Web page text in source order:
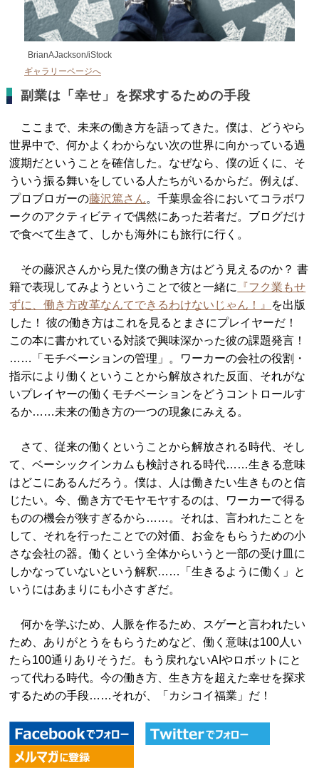
BrianAJackson/iStock
ギャラリーページへ
副業は「幸せ」を探求するための手段
ここまで、未来の働き方を語ってきた。僕は、どうやら
世界中で、何かよくわからない次の世界に向かっている過
渡期だということを確信した。なぜなら、僕の近くに、そ
ういう振る舞いをしている人たちがいるからだ。例えば、
プロブロガーの藤沢篤さん。千葉県金谷においてコラボワ
ークのアクティビティで偶然にあった若者だ。ブログだけ
で食べて生きて、しかも海外にも旅行に行く。
その藤沢さんから見た僕の働き方はどう見えるのか？ 書
籍で表現してみようということで彼と一緒に
『フク業もせ
ずに、働き方改革なんてできるわけないじゃん！』
を出版
した！ 彼の働き方はこれを見るとまさにプレイヤーだ！
この本に書かれている対談で興味深かった彼の課題発言！
……「モチベーションの管理」。ワーカーの会社の役割・
指示により働くということから解放された反面、それがな
いプレイヤーの働くモチベーションをどうコントロールす
るか……未来の働き方の一つの現象にみえる。
さて、従来の働くということから解放される時代、そし
て、ベーシックインカムも検討される時代……生きる意味
はどこにあるんだろう。僕は、人は働きたい生きものと信
じたい。今、働き方でモヤモヤするのは、ワーカーで得る
ものの機会が狭すぎるから……。それは、言われたことを
して、それを行ったことでの対価、お金をもらうための小
さな会社の器。働くという全体からいうと一部の受け皿に
しかなっていないという解釈……「生きるように働く」と
いうにはあまりにも小さすぎだ。
何かを学ぶため、人脈を作るため、スゲーと言われたい
ため、ありがとうをもらうためなど、働く意味は100人い
たら100通りありそうだ。もう戻れないAIやロボットにと
って代わる時代。今の働き方、生き方を超えた幸せを探求
するための手段……それが、「カシコイ福業」だ！